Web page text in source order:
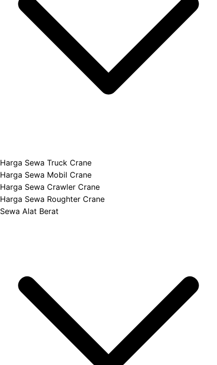
Harga Sewa Truck Crane
Harga Sewa Mobil Crane
Harga Sewa Crawler Crane
Harga Sewa Roughter Crane
Sewa Alat Berat